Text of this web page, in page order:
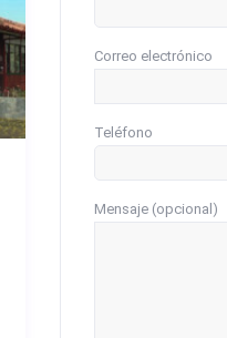
Correo electrónico
Teléfono
Mensaje (opcional)